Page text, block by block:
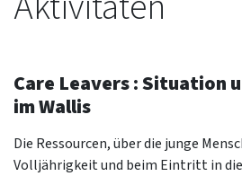
Care Leavers : Situation
im Wallis
​​​​​​Die Ressourcen, über die junge
Volljährigkeit und beim Eintritt in